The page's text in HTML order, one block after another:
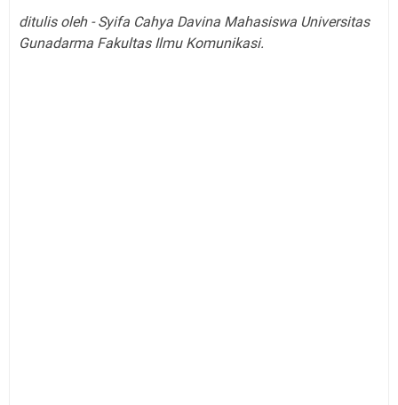
ditulis oleh - Syifa Cahya Davina Mahasiswa Universitas
Gunadarma Fakultas Ilmu Komunikasi.